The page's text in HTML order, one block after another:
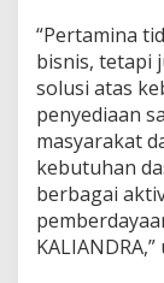
“Pertamina
bisnis, tetapi
solusi atas
penyediaan
masyarakat
kebutuhan
berbagai